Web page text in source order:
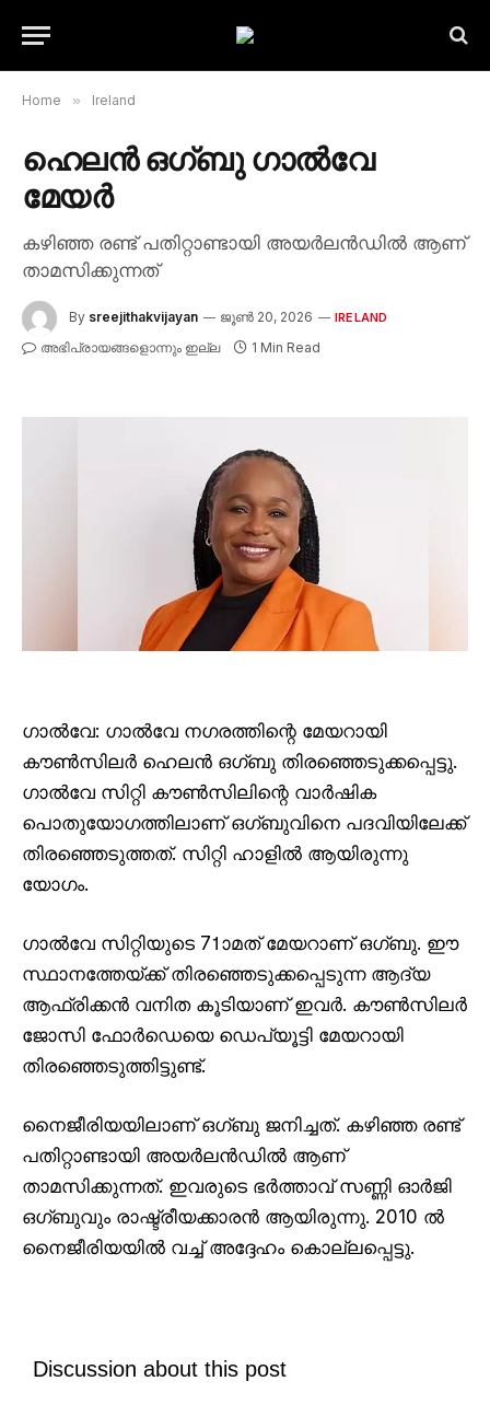
Home » Ireland
ഹെലൻ ഒഗ്ബു ഗാൽവേ
മേയർ
കഴിഞ്ഞ രണ്ട് പതിറ്റാണ്ടായി അയർലൻഡിൽ ആണ്
താമസിക്കുന്നത്
By sreejithakvijayan ജൂൺ 20, 2026 IRELAND
അഭിപ്രായങ്ങളൊന്നും ഇല്ല 1 Min Read
ഗാൽവേ: ഗാൽവേ നഗരത്തിന്റെ മേയറായി
കൗൺസിലർ ഹെലൻ ഒഗ്ബു തിരഞ്ഞെടുക്കപ്പെട്ടു.
ഗാൽവേ സിറ്റി കൗൺസിലിന്റെ വാർഷിക
പൊതുയോഗത്തിലാണ് ഒഗ്ബുവിനെ പദവിയിലേക്ക്
തിരഞ്ഞെടുത്തത്. സിറ്റി ഹാളിൽ ആയിരുന്നു
യോഗം.
ഗാൽവേ സിറ്റിയുടെ 71ാമത് മേയറാണ് ഒഗ്ബു. ഈ
സ്ഥാനത്തേയ്ക്ക് തിരഞ്ഞെടുക്കപ്പെടുന്ന ആദ്യ
ആഫ്രിക്കൻ വനിത കൂടിയാണ് ഇവർ. കൗൺസിലർ
ജോസി ഫോർഡെയെ ഡെപ്യൂട്ടി മേയറായി
തിരഞ്ഞെടുത്തിട്ടുണ്ട്.
നൈജീരിയയിലാണ് ഒഗ്ബു ജനിച്ചത്. കഴിഞ്ഞ രണ്ട്
പതിറ്റാണ്ടായി അയർലൻഡിൽ ആണ്
താമസിക്കുന്നത്. ഇവരുടെ ഭർത്താവ് സണ്ണി ഓർജി
ഒഗ്ബുവും രാഷ്ട്രീയക്കാരൻ ആയിരുന്നു. 2010 ൽ
നൈജീരിയയിൽ വച്ച് അദ്ദേഹം കൊല്ലപ്പെട്ടു.
Discussion about this post